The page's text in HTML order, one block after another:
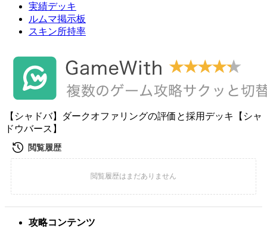
実績デッキ
ルムマ掲示板
スキン所持率
【シャドバ】ダークオファリングの評価と採用デッキ【シャ
ドウバース】
攻略コンテンツ